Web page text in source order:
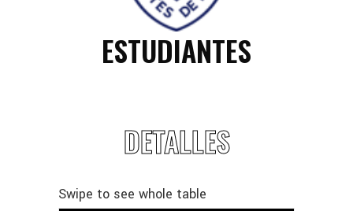
ESTUDIANTES
DETALLES